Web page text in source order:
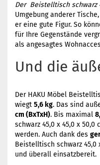
Der Beistelltisch schwarz
Umgebung anderer
er eine gute Figur. So
für Ihre Gegenstände
als angesagtes
Und die
Der HAKU Möbel
wiegt 5,6 kg. Das sind
cm (BxTxH). Bis maximal
schwarz 45,0 x 45,0 x
werden. Auch dank des
Beistelltisch schwarz 45,0
und überall einsatzbereit.